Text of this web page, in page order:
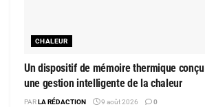
CHALEUR
Un dispositif de mémoire thermique
une gestion intelligente de la chaleur
PARLA RÉDACTION 9 août 2026 0